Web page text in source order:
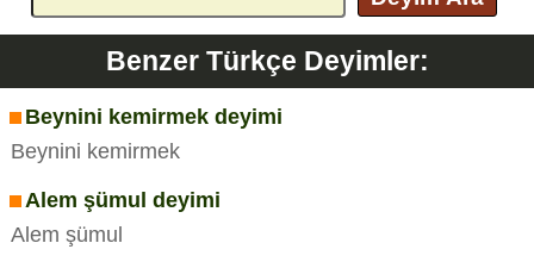
Benzer Türkçe Deyimler:
Beynini kemirmek deyimi
Beynini kemirmek
Alem şümul deyimi
Alem şümul